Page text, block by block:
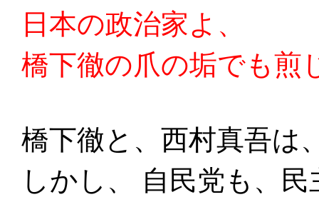
日本の政治家よ、
橋下徹の爪の垢でも煎
橋下徹と、西村真吾は
しかし、 自民党も、